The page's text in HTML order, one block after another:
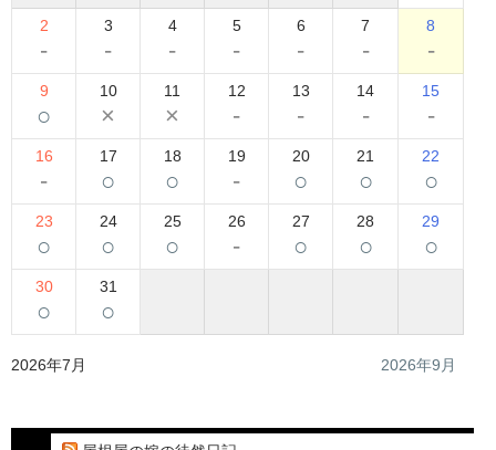
2
-
3
-
4
-
5
-
6
-
7
-
8
-
9
○
10
×
11
×
12
-
13
-
14
-
15
-
16
-
17
○
18
○
19
-
20
○
21
○
22
○
23
○
24
○
25
○
26
-
27
○
28
○
29
○
30
○
31
○
2026年7月 2026年9月